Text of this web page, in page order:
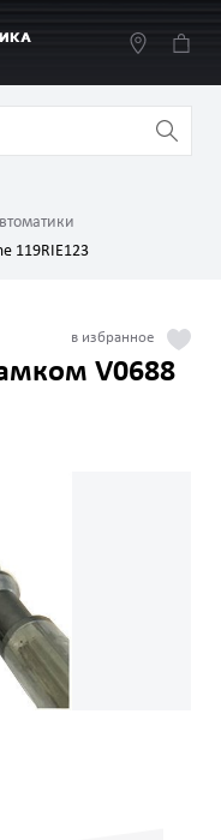
119RIE123
V0688